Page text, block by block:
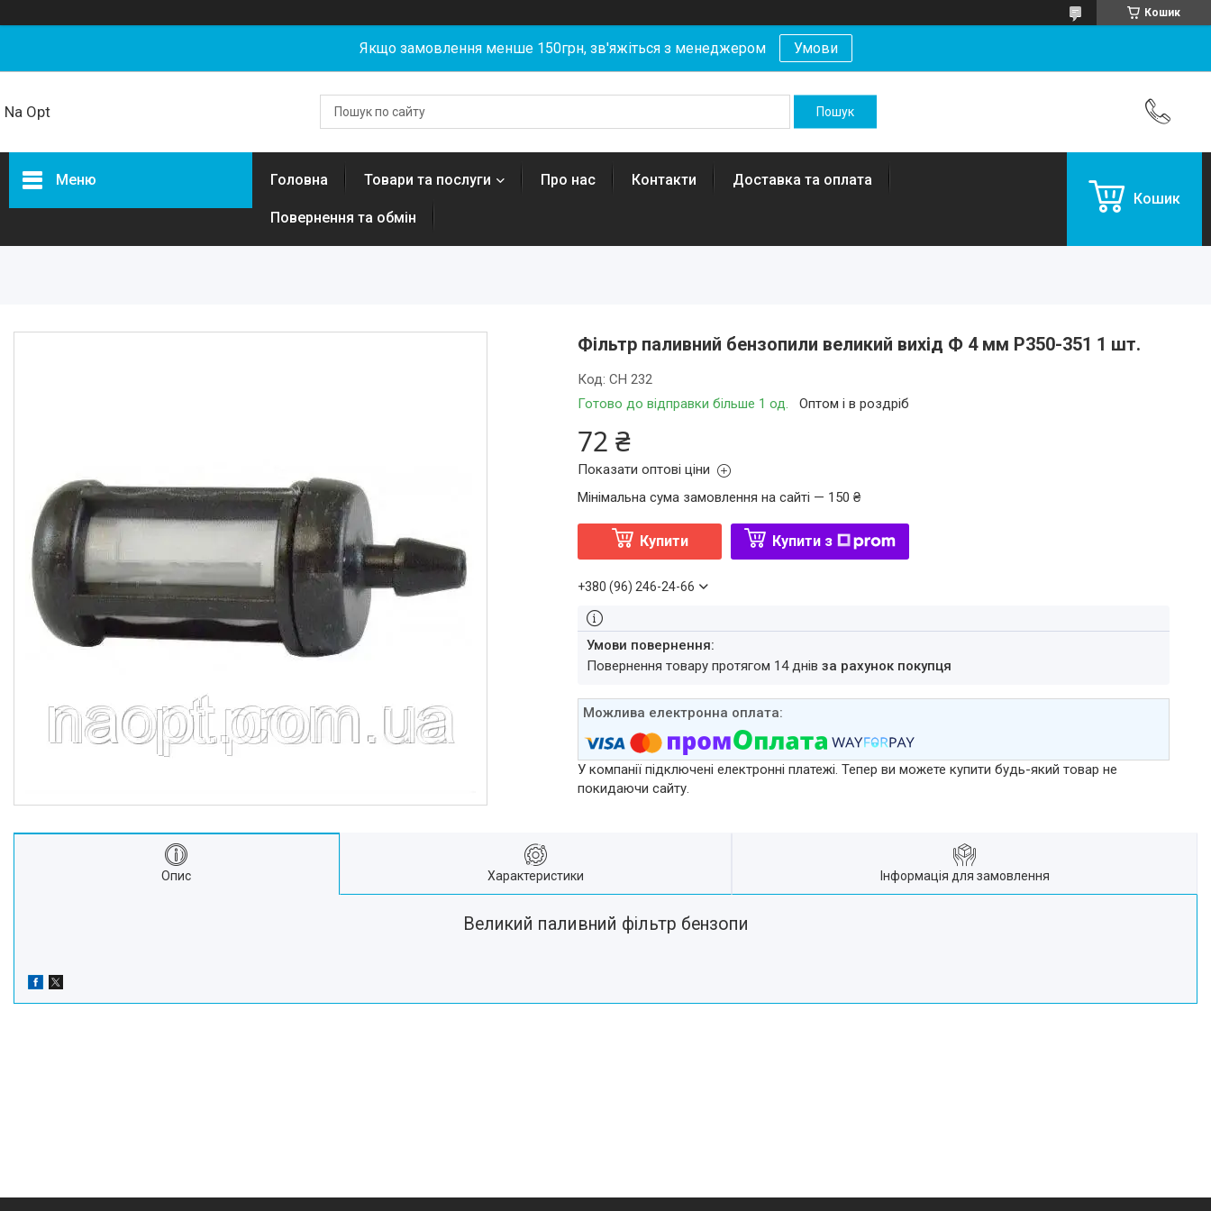
Кошик
Якщо замовлення менше 150грн, зв'яжіться з менеджером Умови
Na Opt
Меню
Риболовля
Велозапчастини. Велодетали.
Вело аксесуари. Вело
покришки. Вело камери. Вело
багажники. Вело світло.
Покришки і камери на дитячі
коляски
Мото покришки і камери
Садовий інвентар
Ролики, Скейти, Пеніборди,
Гіроборди
Розпродаж тижня
Про нас
Відгуки
Головна Товари та послуги Про нас Контакти Доставка та оплата
Повернення та обмін
Кошик
Фільтр паливний бензопили великий вихід Ф 4 мм P350-351 1 шт.
Готово до відправки більше 1 од. Оптом і в роздріб
Код:CH 232
72 ₴
Показати оптові ціни
Мінімальна сума замовлення на сайті — 150 ₴
Купити Купити з
+380 (96) 246-24-66
повернення товару протягом 14 днівза рахунок покупця
У компанії підключені електронні платежі. Тепер ви можете купити будь-який товар не
покидаючи сайту.
Опис Характеристики Інформація для замовлення
Великий паливний фільтр бензопи